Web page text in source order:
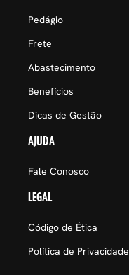
Pedágio
Frete
Abastecimento
Benefícios
Dicas de Gestão
AJUDA
Fale Conosco
LEGAL
Código de Ética
Política de Privacidade